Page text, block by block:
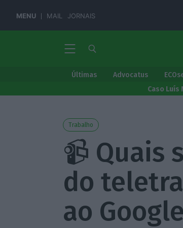
MENU MAIL JORNAIS
Últimas Advocatus
Caso Luís
Trabalho
📹 Quais
do
ao